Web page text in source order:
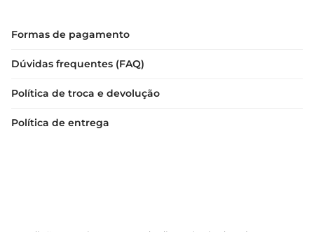
Formas de pagamento
Dúvidas frequentes (FAQ)
Política de troca e devolução
Política de entrega